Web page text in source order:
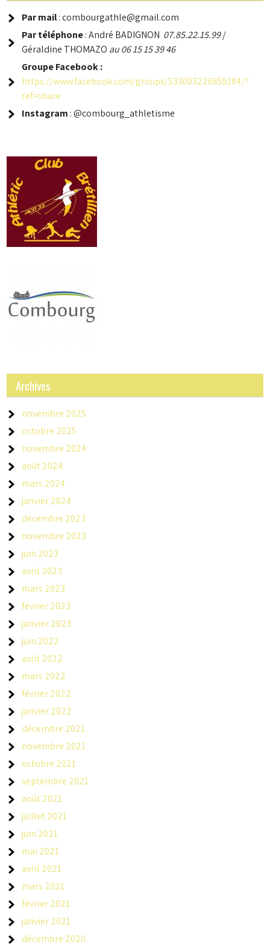
Par mail: combourgathle@gmail.com
Par téléphone: André BADIGNON 07.85.22.15.99/
Géraldine THOMAZO au 06 15 15 39 46
GroupeFacebook :
https://www.facebook.com/groups/533003226855184/?
ref=share
Instagram : @combourg_athletisme
Archives
novembre 2025
octobre 2025
novembre 2024
août 2024
mars 2024
janvier 2024
décembre 2023
novembre 2023
juin 2023
avril 2023
mars 2023
février 2023
janvier 2023
juin 2022
avril 2022
mars 2022
février 2022
janvier 2022
décembre 2021
novembre 2021
octobre 2021
septembre 2021
août 2021
juillet 2021
juin 2021
mai 2021
avril 2021
mars 2021
février 2021
janvier 2021
décembre 2020